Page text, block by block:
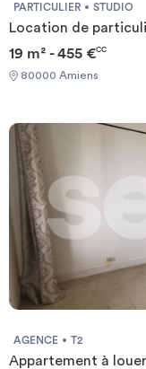
PARTICULIER STUDIO
Location de
19 m² - 455 €CC
80000 Amiens
AGENCE T2
Appartement à